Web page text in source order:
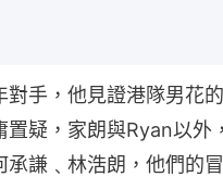
對手，他見證港隊男花
置疑，家朗與Ryan以外
承謙﹑林浩朗，他們的